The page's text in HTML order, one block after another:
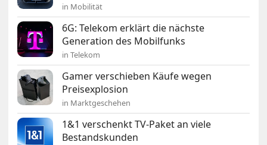
in Mobilität
6G: Telekom erklärt die nächste
Generation des Mobilfunks
in Telekom
Gamer verschieben Käufe wegen
Preisexplosion
in Marktgeschehen
1&1 verschenkt TV-Paket an viele
Bestandskunden